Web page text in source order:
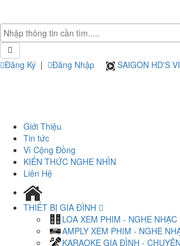
Đăng Ký | Đăng Nhập SAIGON HD'S
Giới Thiệu
Tin tức
Vì Cộng Đồng
KIẾN THỨC NGHE NHÌN
Liên Hệ
THIẾT BỊ GIA ĐÌNH
LOA XEM PHIM - NGHE NHẠC
AMPLY XEM PHIM - NGHE
KARAOKE GIA ĐÌNH -